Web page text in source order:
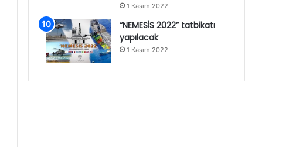
1 Kasım 2022
“NEMESİS 2022” tatbikatı
yapılacak
1 Kasım 2022